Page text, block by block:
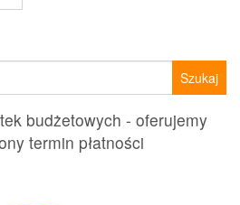
budżetowych - oferujemy
termin płatności